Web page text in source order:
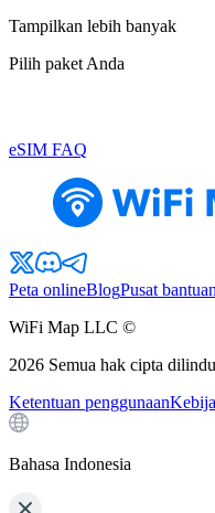
Tampilkan lebih banyak
Pilih paket Anda
eSIM FAQ
Peta onlineBlogPusat bantuan
WiFi Map LLC ©
2026 Semua hak cipta
Ketentuan penggunaan
Bahasa Indonesia